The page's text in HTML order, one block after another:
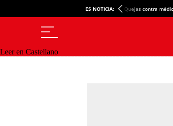
ES NOTICIA: Quejas contra
Leer en Castellano